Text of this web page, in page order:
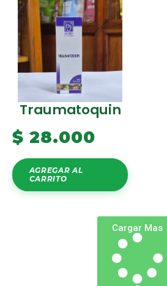
Traumatoquin
$ 28.000
AGREGAR AL
CARRITO
Cargar Mas